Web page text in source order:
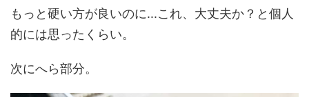
もっと硬い方が良いのに...これ、大丈夫か？と個人
的には思ったくらい。
次にへら部分。